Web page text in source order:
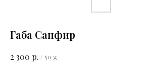
Габа Сапфир
2 300 р. / 50 g